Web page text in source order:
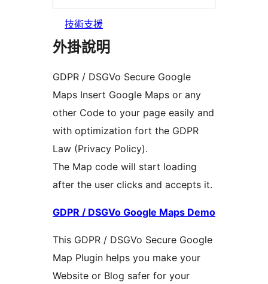
技術支援
外掛說明
GDPR / DSGVo Secure Google
Maps Insert Google Maps or any
other Code to your page easily and
with optimization fort the GDPR
Law (Privacy Policy).
The Map code will start loading
after the user clicks and accepts it.
GDPR / DSGVo Google Maps Demo
This GDPR / DSGVo Secure Google
Map Plugin helps you make your
Website or Blog safer for your